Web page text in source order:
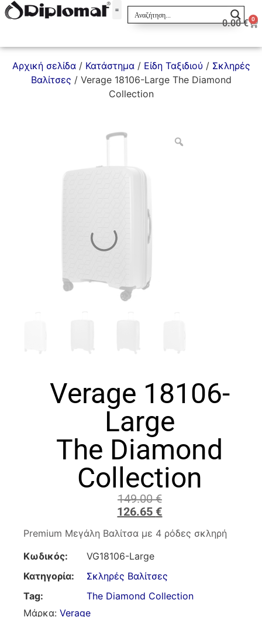
0.00€ 0
Αρχική σελίδα/ Κατάστημα/ Είδη Ταξιδιού / Σκληρές
Βαλίτσες / Verage 18106-Large The Diamond
Collection
Verage 18106-
Large
The Diamond
Collection
149.00€
126.65 €
Premium Μεγάλη Βαλίτσα με 4 ρόδες σκληρή
Κωδικός:
VG18106-Large
Κατηγορία:
Σκληρές Βαλίτσες
Tag:
The Diamond Collection
Μάρκα: Verage